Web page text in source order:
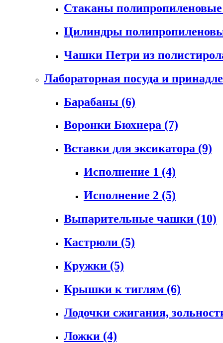
Стаканы полипропиленовые
Цилиндры
Чашки Петри из
Лабораторная посуда и
Барабаны (6)
Воронки Бюхнера (7)
Вставки для эксикатора (9)
Исполнение 1 (4)
Исполнение 2 (5)
Выпарительные чашки (10)
Кастрюли (5)
Кружки (5)
Крышки к тиглям (6)
Лодочки сжигания,
Ложки (4)